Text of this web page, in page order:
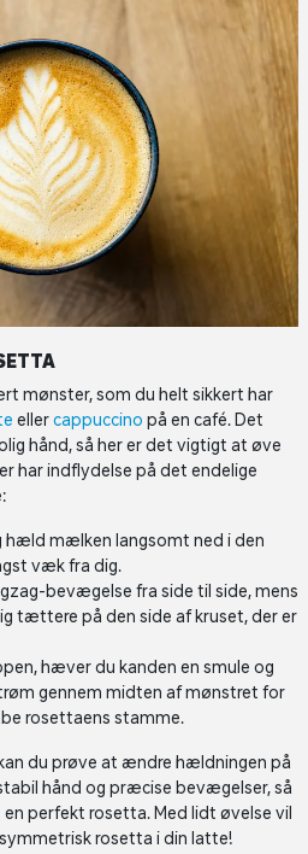
mønster, som du helt sikkert har
ellercappuccino på en café. Det
hånd, så her er det vigtigt at øve
har indflydelse på det endelige
hæld mælken langsomt ned i den
væk fra dig.
bevægelse fra side til side, mens
tættere på den side af kruset, der er
hæver du kanden en smule og
gennem midten af mønstret for
rosettaens stamme.
du prøve at ændre hældningen på
hånd og præcise bevægelser, så
perfekt rosetta. Med lidt øvelse vil
rosetta i din latte!